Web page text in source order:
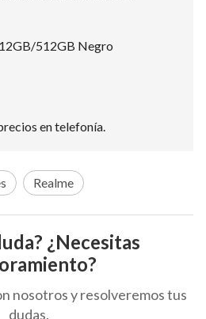
512GB Negro
en telefonía.
Realme
¿Necesitas
nosotros y resolveremos tus
dudas.